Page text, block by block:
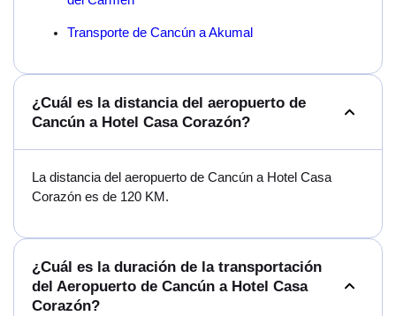
Transporte de Cancún a Akumal
¿Cuál es la distancia del aeropuerto de
Cancún a Hotel Casa Corazón?
La distancia del aeropuerto de Cancún a Hotel Casa
Corazón es de 120 KM.
¿Cuál es la duración de la transportación
del Aeropuerto de Cancún a Hotel Casa
Corazón?